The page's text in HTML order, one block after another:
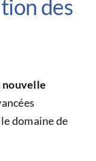
des
nouvelle
domaine de